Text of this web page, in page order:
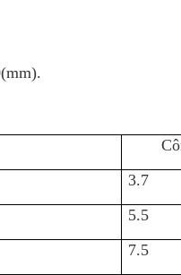
3.7
5.5
7.5